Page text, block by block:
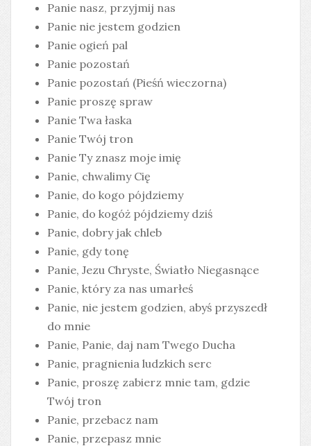
Panie nasz, przyjmij nas
Panie nie jestem godzien
Panie ogień pal
Panie pozostań
Panie pozostań (Pieśń wieczorna)
Panie proszę spraw
Panie Twa łaska
Panie Twój tron
Panie Ty znasz moje imię
Panie, chwalimy Cię
Panie, do kogo pójdziemy
Panie, do kogóż pójdziemy dziś
Panie, dobry jak chleb
Panie, gdy tonę
Panie, Jezu Chryste, Światło Niegasnące
Panie, który za nas umarłeś
Panie, nie jestem godzien, abyś przyszedł
do mnie
Panie, Panie, daj nam Twego Ducha
Panie, pragnienia ludzkich serc
Panie, proszę zabierz mnie tam, gdzie
Twój tron
Panie, przebacz nam
Panie, przepasz mnie